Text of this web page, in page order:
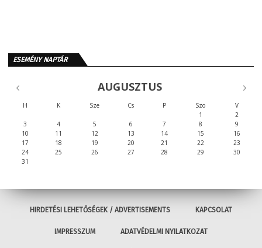
ESEMÉNY NAPTÁR
AUGUSZTUS
H K Sze Cs P Szo
V
1
2
3
4 5 6 7 8
9
10
11 12 13 14 15
16
17
18 19 20 21 22
23
24
25 26 27 28 29
30
31
HIRDETÉSI LEHETŐSÉGEK / ADVERTISEMENTS KAPCSOLAT
IMPRESSZUM ADATVÉDELMI NYILATKOZAT